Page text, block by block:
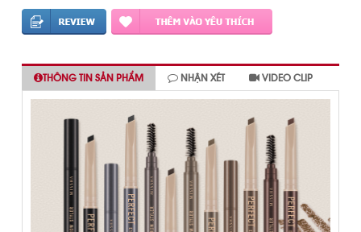
THÔNG TIN SẢN PHẨM NHẬN XÉT VIDEO CLIP